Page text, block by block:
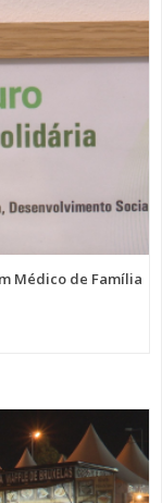
Médico de Família